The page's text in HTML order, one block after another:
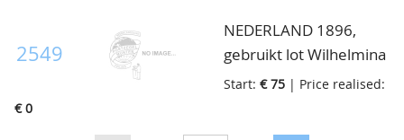
vel(deel), leuk om uit te
zoeken op variaties, in
map
2549
NEDERLAND 1896,
gebruikt lot Wilhelmina
met hangend haar
Start: € 75 | Price realised:
€ 0